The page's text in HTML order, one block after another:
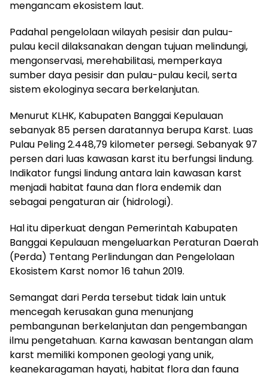
mengancam ekosistem laut.
Padahal pengelolaan wilayah pesisir dan pulau-
pulau kecil dilaksanakan dengan tujuan melindungi,
mengonservasi, merehabilitasi, memperkaya
sumber daya pesisir dan pulau-pulau kecil, serta
sistem ekologinya secara berkelanjutan.
Menurut KLHK, Kabupaten Banggai Kepulauan
sebanyak 85 persen daratannya berupa Karst. Luas
Pulau Peling 2.448,79 kilometer persegi. Sebanyak 97
persen dari luas kawasan karst itu berfungsi lindung.
Indikator fungsi lindung antara lain kawasan karst
menjadi habitat fauna dan flora endemik dan
sebagai pengaturan air (hidrologi).
Hal itu diperkuat dengan Pemerintah Kabupaten
Banggai Kepulauan mengeluarkan Peraturan Daerah
(Perda) Tentang Perlindungan dan Pengelolaan
Ekosistem Karst nomor 16 tahun 2019.
Semangat dari Perda tersebut tidak lain untuk
mencegah kerusakan guna menunjang
pembangunan berkelanjutan dan pengembangan
ilmu pengetahuan. Karna kawasan bentangan alam
karst memiliki komponen geologi yang unik,
keanekaragaman hayati, habitat flora dan fauna